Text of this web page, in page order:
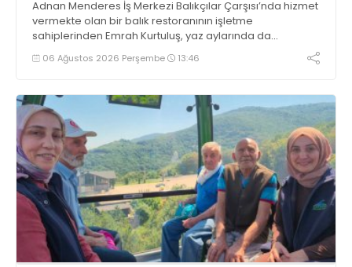
Adnan Menderes İş Merkezi Balıkçılar Çarşısı’nda hizmet
vermekte olan bir balık restoranının işletme
sahiplerinden Emrah Kurtuluş, yaz aylarında da
tezgahlarda taze balık bulunduğunu ifade ederek “Yıl
boyunca tezgahlarda taze balık bulmak mümkün
06 Ağustos 2026 Perşembe 13:46